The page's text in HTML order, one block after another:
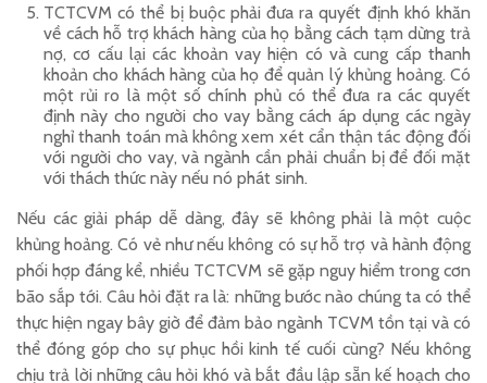
TCTCVM có thể bị buộc phải đưa ra quyết định khó khăn
về cách hỗ trợ khách hàng của họ bằng cách tạm dừng trả
nợ, cơ cấu lại các khoản vay hiện có và cung cấp thanh
khoản cho khách hàng của họ để quản lý khủng hoảng. Có
một rủi ro là một số chính phủ có thể đưa ra các quyết
định này cho người cho vay bằng cách áp dụng các ngày
nghỉ thanh toán mà không xem xét cẩn thận tác động đối
với người cho vay, và ngành cần phải chuẩn bị để đối mặt
với thách thức này nếu nó phát sinh.
Nếu các giải pháp dễ dàng, đây sẽ không phải là một cuộc
khủng hoảng. Có vẻ như nếu không có sự hỗ trợ và hành động
phối hợp đáng kể, nhiều TCTCVM sẽ gặp nguy hiểm trong cơn
bão sắp tới. Câu hỏi đặt ra là: những bước nào chúng ta có thể
thực hiện ngay bây giờ để đảm bảo ngành TCVM tồn tại và có
thể đóng góp cho sự phục hồi kinh tế cuối cùng? Nếu không
chịu trả lời những câu hỏi khó và bắt đầu lập sẵn kế hoạch cho